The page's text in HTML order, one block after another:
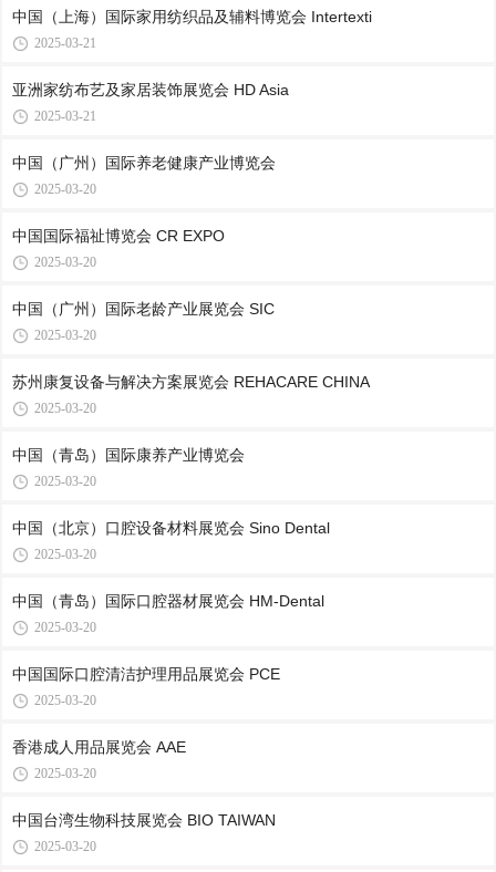
中国（上海）国际家用纺织品及辅料博览会 Intertexti
2025-03-21
亚洲家纺布艺及家居装饰展览会 HD Asia
2025-03-21
中国（广州）国际养老健康产业博览会
2025-03-20
中国国际福祉博览会 CR EXPO
2025-03-20
中国（广州）国际老龄产业展览会 SIC
2025-03-20
苏州康复设备与解决方案展览会 REHACARE CHINA
2025-03-20
中国（青岛）国际康养产业博览会
2025-03-20
中国（北京）口腔设备材料展览会 Sino Dental
2025-03-20
中国（青岛）国际口腔器材展览会 HM-Dental
2025-03-20
中国国际口腔清洁护理用品展览会 PCE
2025-03-20
香港成人用品展览会 AAE
2025-03-20
中国台湾生物科技展览会 BIO TAIWAN
2025-03-20